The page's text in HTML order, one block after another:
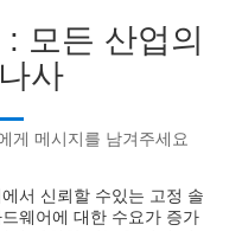
모든 산업의
사
게 메시지를 남겨주세요
서 신뢰할 수있는 고정 솔
웨어에 대한 수요가 증가